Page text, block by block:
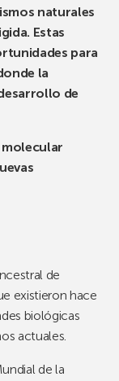
naturales
Estas
para
la
de
de
existieron hace
biológicas
actuales.
de la